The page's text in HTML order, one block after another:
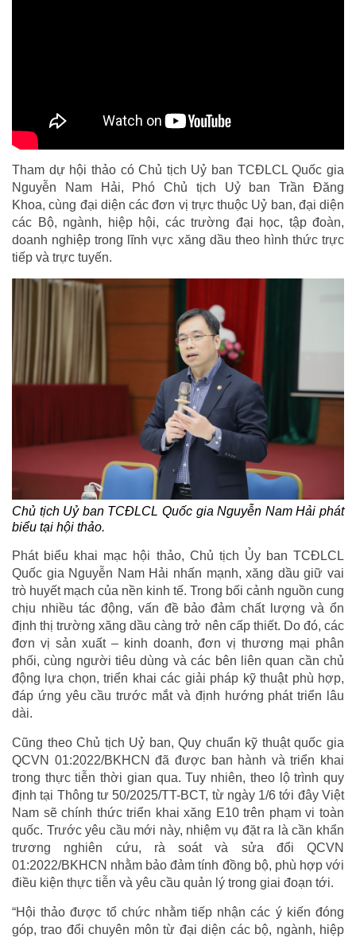
Tham dự hội thảo có Chủ tịch Uỷ ban TCĐLCL Quốc gia
Nguyễn Nam Hải, Phó Chủ tịch Uỷ ban Trần Đăng
Khoa, cùng đại diện các đơn vị trực thuộc Uỷ ban, đại diện
các Bộ, ngành, hiệp hội, các trường đại học, tập đoàn,
doanh nghiệp trong lĩnh vực xăng dầu theo hình thức trực
tiếp và trực tuyến.
Chủ tịch Uỷ ban TCĐLCL Quốc gia Nguyễn Nam Hải phát
biểu tại hội thảo.
Phát biểu khai mạc hội thảo, Chủ tịch Ủy ban TCĐLCL
Quốc gia Nguyễn Nam Hải nhấn mạnh, xăng dầu giữ vai
trò huyết mạch của nền kinh tế. Trong bối cảnh nguồn cung
chịu nhiều tác động, vấn đề bảo đảm chất lượng và ổn
định thị trường xăng dầu càng trở nên cấp thiết. Do đó, các
đơn vị sản xuất – kinh doanh, đơn vị thương mại phân
phối, cùng người tiêu dùng và các bên liên quan cần chủ
động lựa chọn, triển khai các giải pháp kỹ thuật phù hợp,
đáp ứng yêu cầu trước mắt và định hướng phát triển lâu
dài.
Cũng theo Chủ tịch Uỷ ban, Quy chuẩn kỹ thuật quốc gia
QCVN 01:2022/BKHCN đã được ban hành và triển khai
trong thực tiễn thời gian qua. Tuy nhiên, theo lộ trình quy
định tại Thông tư 50/2025/TT-BCT, từ ngày 1/6 tới đây Việt
Nam sẽ chính thức triển khai xăng E10 trên phạm vi toàn
quốc. Trước yêu cầu mới này, nhiệm vụ đặt ra là cần khẩn
trương nghiên cứu, rà soát và sửa đổi QCVN
01:2022/BKHCN nhằm bảo đảm tính đồng bộ, phù hợp với
điều kiện thực tiễn và yêu cầu quản lý trong giai đoạn tới.
“Hội thảo được tổ chức nhằm tiếp nhận các ý kiến đóng
góp, trao đổi chuyên môn từ đại diện các bộ, ngành, hiệp